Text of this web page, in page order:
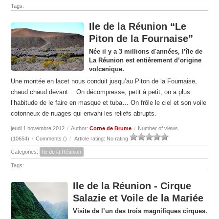
Tags:
Ile de la Réunion “Le
Piton de la Fournaise”
Née il y a 3 millions d'années, l’île de
La Réunion est entièrement d’origine
volcanique.
Une montée en lacet nous conduit jusqu’au Piton de la Fournaise,
chaud chaud devant… On décompresse, petit à petit, on a plus
l’habitude de le faire en masque et tuba… On frôle le ciel et son voile
cotonneux de nuages qui envahi les reliefs abrupts.
jeudi 1 novembre 2012 / Author:Corne de Brume / Number of views
(10654) / Comments () / Article rating: No rating
Categories: Ile de la Réunion
Tags:
Ile de la Réunion - Cirque
Salazie et Voile de la Mariée
Visite de l’un des trois magnifiques cirques.